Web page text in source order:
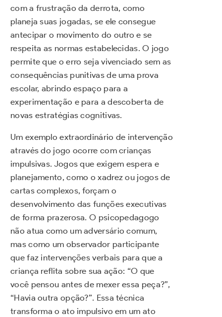
com a frustração da derrota, como
planeja suas jogadas, se ele consegue
antecipar o movimento do outro e se
respeita as normas estabelecidas. O jogo
permite que o erro seja vivenciado sem as
consequências punitivas de uma prova
escolar, abrindo espaço para a
experimentação e para a descoberta de
novas estratégias cognitivas.
Um exemplo extraordinário de intervenção
através do jogo ocorre com crianças
impulsivas. Jogos que exigem espera e
planejamento, como o xadrez ou jogos de
cartas complexos, forçam o
desenvolvimento das funções executivas
de forma prazerosa. O psicopedagogo
não atua como um adversário comum,
mas como um observador participante
que faz intervenções verbais para que a
criança reflita sobre sua ação: “O que
você pensou antes de mexer essa peça?”,
“Havia outra opção?”. Essa técnica
transforma o ato impulsivo em um ato